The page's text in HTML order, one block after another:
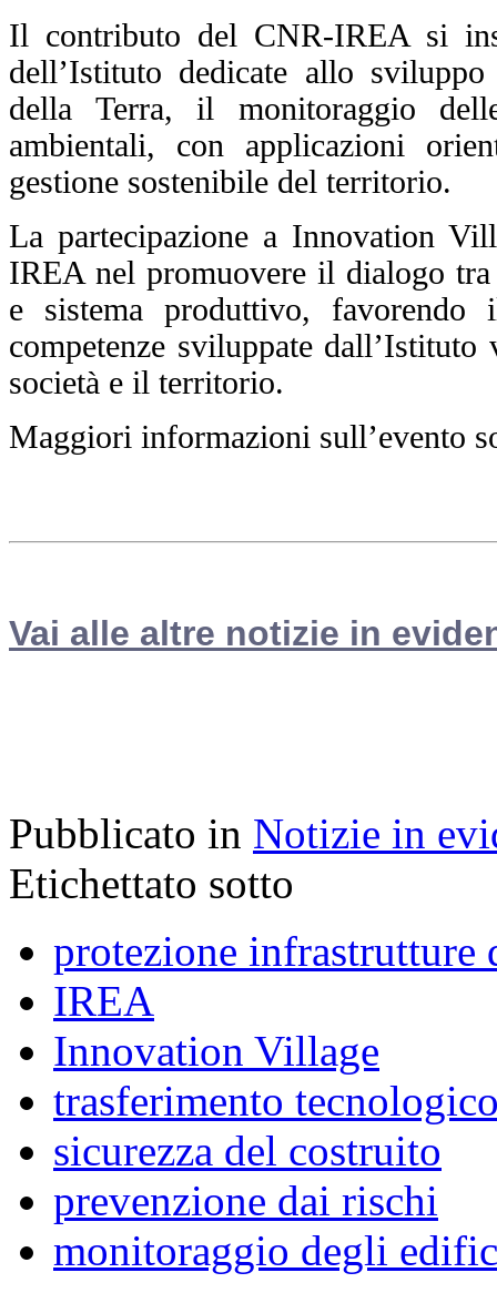
Il contributo del CNR-IREA si
dell’Istituto dedicate allo
della Terra, il monitoraggio
ambientali, con applicazioni
gestione sostenibile del territorio.
La partecipazione a Innovation
IREA nel promuovere il dialogo
e sistema produttivo, favorendo
competenze sviluppate
società e il territorio.
Maggiori informazioni sull’evento
Vai alle altre notizie in
Pubblicato in Notizie in
Etichettato sotto
protezione infrastrutture
IREA
Innovation Village
trasferimento
sicurezza del costruito
prevenzione dai rischi
monitoraggio degli